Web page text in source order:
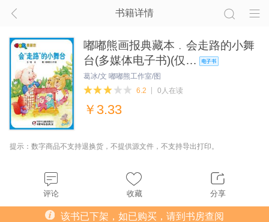
书籍详情
嘟嘟熊画报典藏本﹒会走路的小舞
台(多媒体电子书)(仅…
葛冰/文 嘟嘟熊工作室/图
6.2
0人在读
￥ 3.33
提示：数字商品不支持退换货，不提供源文件，不支持导出打印。
评论 收藏 分享
该书已下架，如已购买，请到书房查阅